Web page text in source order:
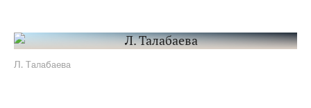
Л. Талабаева